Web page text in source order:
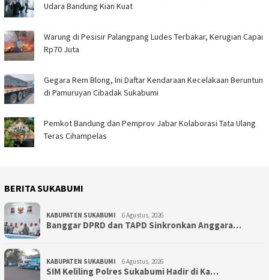
Udara Bandung Kian Kuat
Warung di Pesisir Palangpang Ludes Terbakar, Kerugian Capai
Rp70 Juta
Gegara Rem Blong, Ini Daftar Kendaraan Kecelakaan Beruntun
di Pamuruyan Cibadak Sukabumi
Pemkot Bandung dan Pemprov Jabar Kolaborasi Tata Ulang
Teras Cihampelas
BERITA SUKABUMI
KABUPATEN SUKABUMI 6 Agustus, 2026
Banggar DPRD dan TAPD Sinkronkan Anggara…
KABUPATEN SUKABUMI 6 Agustus, 2026
SIM Keliling Polres Sukabumi Hadir di Ka…